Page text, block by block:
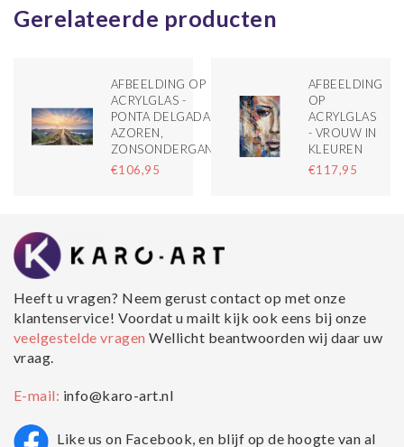
Gerelateerde producten
AFBEELDING OP
ACRYLGLAS -
PONTA DELGADA,
AZOREN,
ZONSONDERGANG
€106,95
AFBEELDING
OP
ACRYLGLAS
- VROUW IN
KLEUREN
€117,95
Heeft u vragen? Neem gerust contact op met onze
klantenservice! Voordat u mailt kijk ook eens bij onze
veelgestelde vragenWellicht beantwoorden wij daar uw
vraag.
E-mail: info@karo-art.nl
Like us on Facebook, en blijf op de hoogte van al